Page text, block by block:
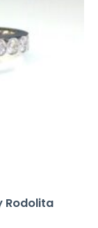
Rodolita